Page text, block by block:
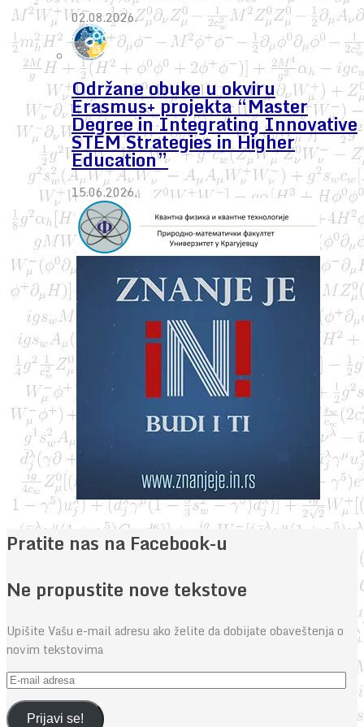
02.08.2026.
Održane obuke u okviru
Erasmus+ projekta “Master
Degree in Integrating Innovative
STEM Strategies in Higher
Education”
15.06.2026.
Pratite nas na Facebook-u
Ne propustite nove tekstove
Upišite Vašu e-mail adresu ako želite da dobijate obaveštenja o
novim tekstovima
E-
mail
adresaPrijavi se!